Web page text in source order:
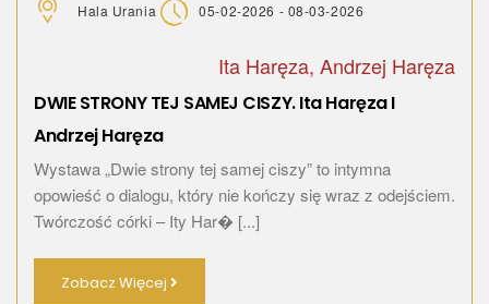
Hala Urania 05-02-2026 - 08-03-2026
Ita Haręza, Andrzej Haręza
DWIE STRONY TEJ SAMEJ CISZY. Ita Haręza I
Andrzej Haręza
Wystawa „Dwie strony tej samej ciszy” to intymna
opowieść o dialogu, który nie kończy się wraz z odejściem.
Twórczość córki – Ity Har� [...]
Zobacz Więcej